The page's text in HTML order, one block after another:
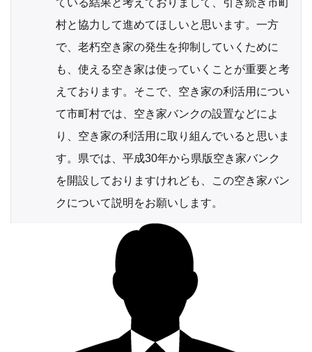
ている結果と考えておりまして、引き続き市町
村と協力して進めてほしいと思います。一方
で、老朽空き家の発生を抑制していくために
も、使える空き家は使っていくことが重要と考
えております。そこで、空き家の利活用につい
て市町村では、空き家バンクの設置などによ
り、空き家の利活用に取り組んでいると思いま
す。県では、平成30年から県版空き家バンク
を開設しておりますけれども、この空き家バン
クについて説明をお願いします。